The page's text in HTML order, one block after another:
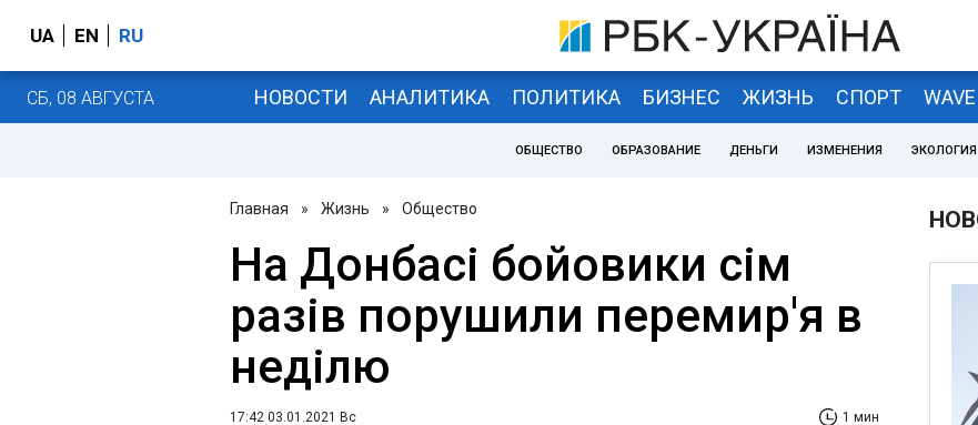
UA EN RU
СБ, 08 АВГУСТА НОВОСТИ АНАЛИТИКА ПОЛИТИКА БИЗНЕС ЖИЗНЬ СПОРТ WAVE
ОБЩЕСТВО ОБРАЗОВАНИЕ ДЕНЬГИ ИЗМЕНЕНИЯ ЭКОЛОГИЯ
Главная » Жизнь » Общество
На Донбасі бойовики сім
разів порушили перемир'я в
неділю
17:42 03.01.2021 Вс 1 мин